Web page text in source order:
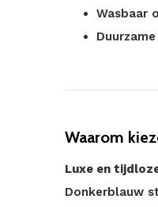
Wasbaar
Waarom
Luxe en
Donkerblauw